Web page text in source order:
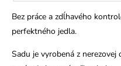
Bez práce a zdĺhavého
perfektného jedla.
Sadu je vyrobená z